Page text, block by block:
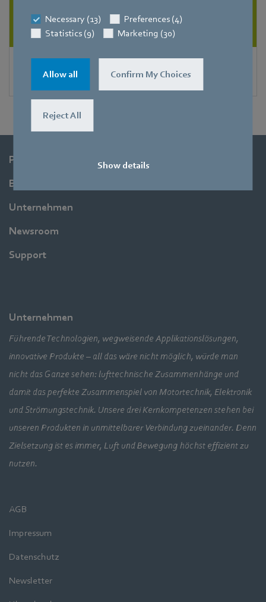
Necessary (13)
Preferences (4)
Statistics (9)
Marketing (30)
Allow all Confirm My Choices
Reject All
Show details
Produkte
Branchen
Unternehmen
Newsroom
Support
Unternehmen
Führende Technologien, wegweisende Applikationslösungen,
innovative Produkte – all das wäre nicht möglich, würde man
nicht das Ganze sehen: lufttechnische Zusammenhänge und
damit das perfekte Zusammenspiel von Motortechnik, Elektronik
und Strömungstechnik. Unsere drei Kernkompetenzen stehen bei
unseren Produkten in unmittelbarer Verbindung zueinander. Denn
Zielsetzung ist es immer, Luft und Bewegung höchst effizient zu
nutzen.
AGB
Impressum
Datenschutz
Newsletter